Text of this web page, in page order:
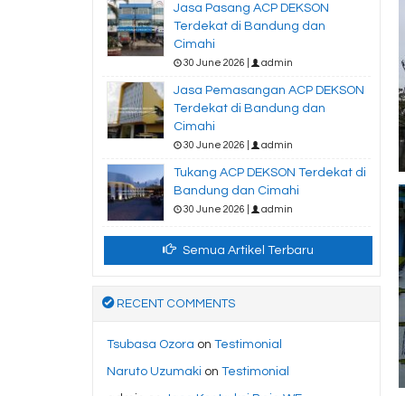
Jasa Pasang ACP DEKSON
Terdekat di Bandung dan
Cimahi
30 June 2026 | admin
Jasa Pemasangan ACP DEKSON
Terdekat di Bandung dan
Cimahi
30 June 2026 | admin
Tukang ACP DEKSON Terdekat di
Bandung dan Cimahi
30 June 2026 | admin
Semua Artikel Terbaru
RECENT COMMENTS
Tsubasa Ozora on Testimonial
Naruto Uzumaki on Testimonial